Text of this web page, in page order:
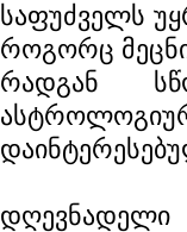
საფუძველს
როგორც
რადგან